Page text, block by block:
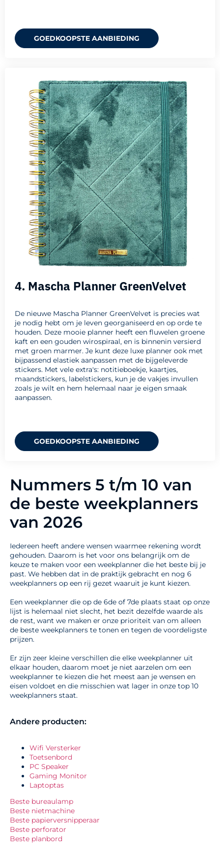
GOEDKOOPSTE AANBIEDING
4. Mascha Planner GreenVelvet
De nieuwe Mascha Planner GreenVelvet is precies wat
je nodig hebt om je leven georganiseerd en op orde te
houden. Deze mooie planner heeft een fluwelen groene
kaft en een gouden wirospiraal, en is binnenin versierd
met groen marmer. Je kunt deze luxe planner ook met
bijpassend elastiek aanpassen met de bijgeleverde
stickers. Met vele extra's: notitieboekje, kaartjes,
maandstickers, labelstickers, kun je de vakjes invullen
zoals je wilt en hem helemaal naar je eigen smaak
aanpassen.
GOEDKOOPSTE AANBIEDING
Nummers 5 t/m 10 van
de beste weekplanners
van 2026
Iedereen heeft andere wensen waarmee rekening wordt
gehouden. Daarom is het voor ons belangrijk om de
keuze te maken voor een weekplanner die het beste bij je
past. We hebben dat in de praktijk gebracht en nog 6
weekplanners op een rij gezet waaruit je kunt kiezen.
Een weekplanner die op de 6de of 7de plaats staat op onze
lijst is helemaal niet slecht, het bezit dezelfde waarde als
de rest, want we maken er onze prioriteit van om alleen
de beste weekplanners te tonen en tegen de voordeligste
prijzen.
Er zijn zeer kleine verschillen die elke weekplanner uit
elkaar houden, daarom moet je niet aarzelen om een
weekplanner te kiezen die het meest aan je wensen en
eisen voldoet en die misschien wat lager in onze top 10
weekplanners staat.
Andere producten:
Wifi Versterker
Toetsenbord
PC Speaker
Gaming Monitor
Laptoptas
Beste bureaulamp
Beste nietmachine
Beste papierversnipperaar
Beste perforator
Beste planbord